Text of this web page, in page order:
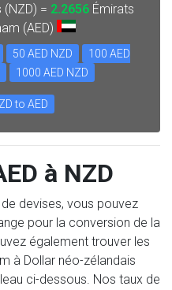
(NZD) = 2.2656Émirats
(AED)
50 AED NZD
100 AED
1000 AED NZD
to AED
à NZD
devises, vous pouvez
pour la conversion de la
également trouver les
à Dollar néo-zélandais
ci-dessous. Nos taux de